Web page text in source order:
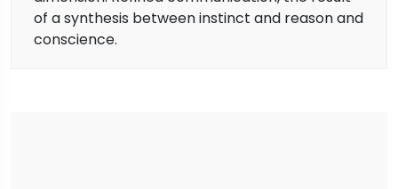
of a synthesis between instinct and reason and
conscience.